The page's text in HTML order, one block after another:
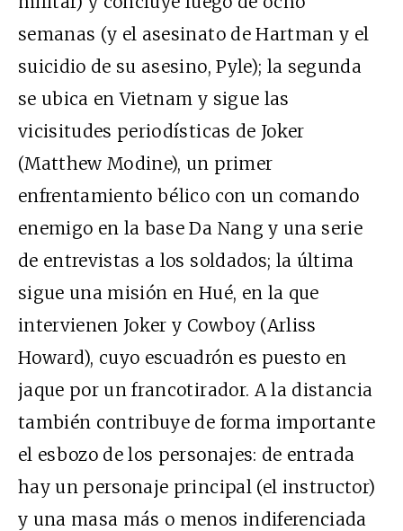
semanas (y el asesinato de Hartman y el
suicidio de su asesino, Pyle); la segunda
se ubica en Vietnam y sigue las
vicisitudes periodísticas de Joker
(Matthew Modine), un primer
enfrentamiento bélico con un comando
enemigo en la base Da Nang y una serie
de entrevistas a los soldados; la última
sigue una misión en Hué, en la que
intervienen Joker y Cowboy (Arliss
Howard), cuyo escuadrón es puesto en
jaque por un francotirador. A la distancia
también contribuye de forma importante
el esbozo de los personajes: de entrada
hay un personaje principal (el instructor)
y una masa más o menos indiferenciada